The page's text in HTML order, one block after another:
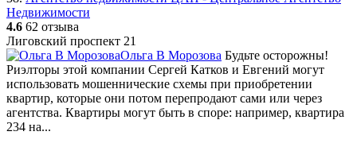
Недвижимости
4.6 62 отзыва
Лиговский проспект 21
Ольга В Морозова Будьте осторожны!
Риэлторы этой компании Сергей Катков и Евгений могут
использовать мошеннические схемы при приобретении
квартир, которые они потом перепродают сами или через
агентства. Квартиры могут быть в споре: например, квартира
234 на...